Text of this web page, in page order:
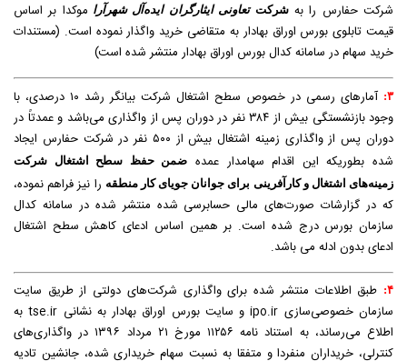
شرکت حفارس را بهشرکت تعاونی ایثارگران ایده‌آل شهرآرا موکدا بر اساس
قیمت تابلوی بورس اوراق بهادار به متقاضی خرید واگذار نموده است. (مستندات
خرید سهام در سامانه کدال بورس اوراق بهادار منتشر شده است)
۳:
آمارهای رسمی در خصوص سطح اشتغال شرکت بیانگر رشد ۱۰ درصدی، با
وجود بازنشستگی بیش از ۳۸۴ نفر در دوران پس از واگذاری می‌باشد و عمدتاً در
دوران پس از واگذاری زمینه اشتغال بیش از ۵۰۰ نفر در شرکت حفارس ایجاد
شده بطوریکه این اقدام سهامدار عمده ضمن حفظ سطح اشتغال شرکت
زمینه‌های اشتغال و کارآفرینی برای جوانان جویای کار منطقه را نیز فراهم نموده،
که در گزارشات صورت‌های مالی حسابرسی شده منتشر شده در سامانه کدال
سازمان بورس درج شده است. بر همین اساس ادعای کاهش سطح اشتغال
ادعای بدون ادله می باشد.
۴:
طبق اطلاعات منتشر شده برای واگذاری شرکت‌های دولتی از طریق سایت
سازمان خصوصی‌سازی ipo.ir و سایت بورس اوراق بهادار به نشانی tse.ir به
اطلاع می‌رساند، به استناد نامه ۱۱۲۵۶ مورخ ۲۱ مرداد ۱۳۹۶ در واگذاری‌های
کنترلی، خریداران منفردا و متفقا به نسبت سهام خریداری شده، جانشین تادیه